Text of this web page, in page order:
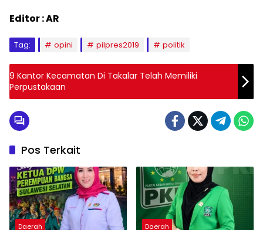
Editor : AR
Tag: opini pilpres2019 politik
9 Kantor Kecamatan Di Takalar Telah Memiliki
Perpustakaan
Pos Terkait
Daerah Daerah